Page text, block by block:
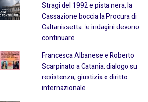
Stragi del 1992 e pista nera, la
Cassazione boccia la Procura di
Caltanissetta: le indagini devono
continuare
Francesca Albanese e Roberto
Scarpinato a Catania: dialogo su
resistenza, giustizia e diritto
internazionale